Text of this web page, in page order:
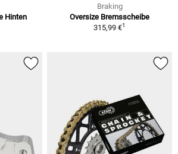
Hinten
Braking
Oversize Bremsscheibe
315,99 €1